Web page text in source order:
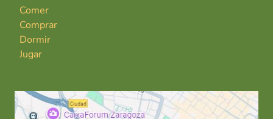
Comer
Comprar
Dormir
Jugar